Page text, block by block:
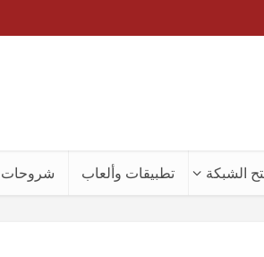
الشبكة تطبيقات وألعاب شروحات